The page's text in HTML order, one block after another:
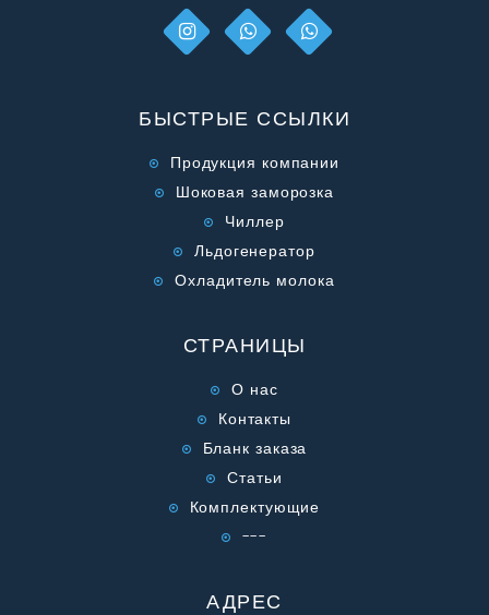
БЫСТРЫЕ ССЫЛКИ
Продукция компании
Шоковая заморозка
Чиллер
Льдогенератор
Охладитель молока
СТРАНИЦЫ
О нас
Контакты
Бланк заказа
Статьи
Комплектующие
---
АДРЕС